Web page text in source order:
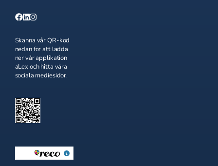
Skanna vår QR-kod
nedan för att ladda
ner vår applikation
aLex och hitta våra
sociala mediesidor.